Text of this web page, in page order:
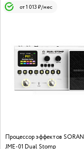
от 1 013 ₽/мес
Процессор эффектов SORAN
JME-01 Dual Stomp